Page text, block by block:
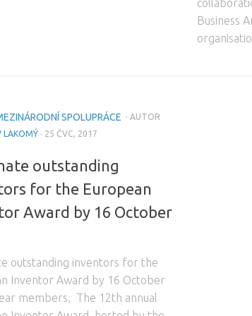
Business
SPOLUPRÁCE
· AUTOR
LAKOMÝ · 25 ČVC, 2017
outstanding
for the European
Award by 16 October
outstanding inventors for the
Inventor Award by 16 October
members, The 12th annual